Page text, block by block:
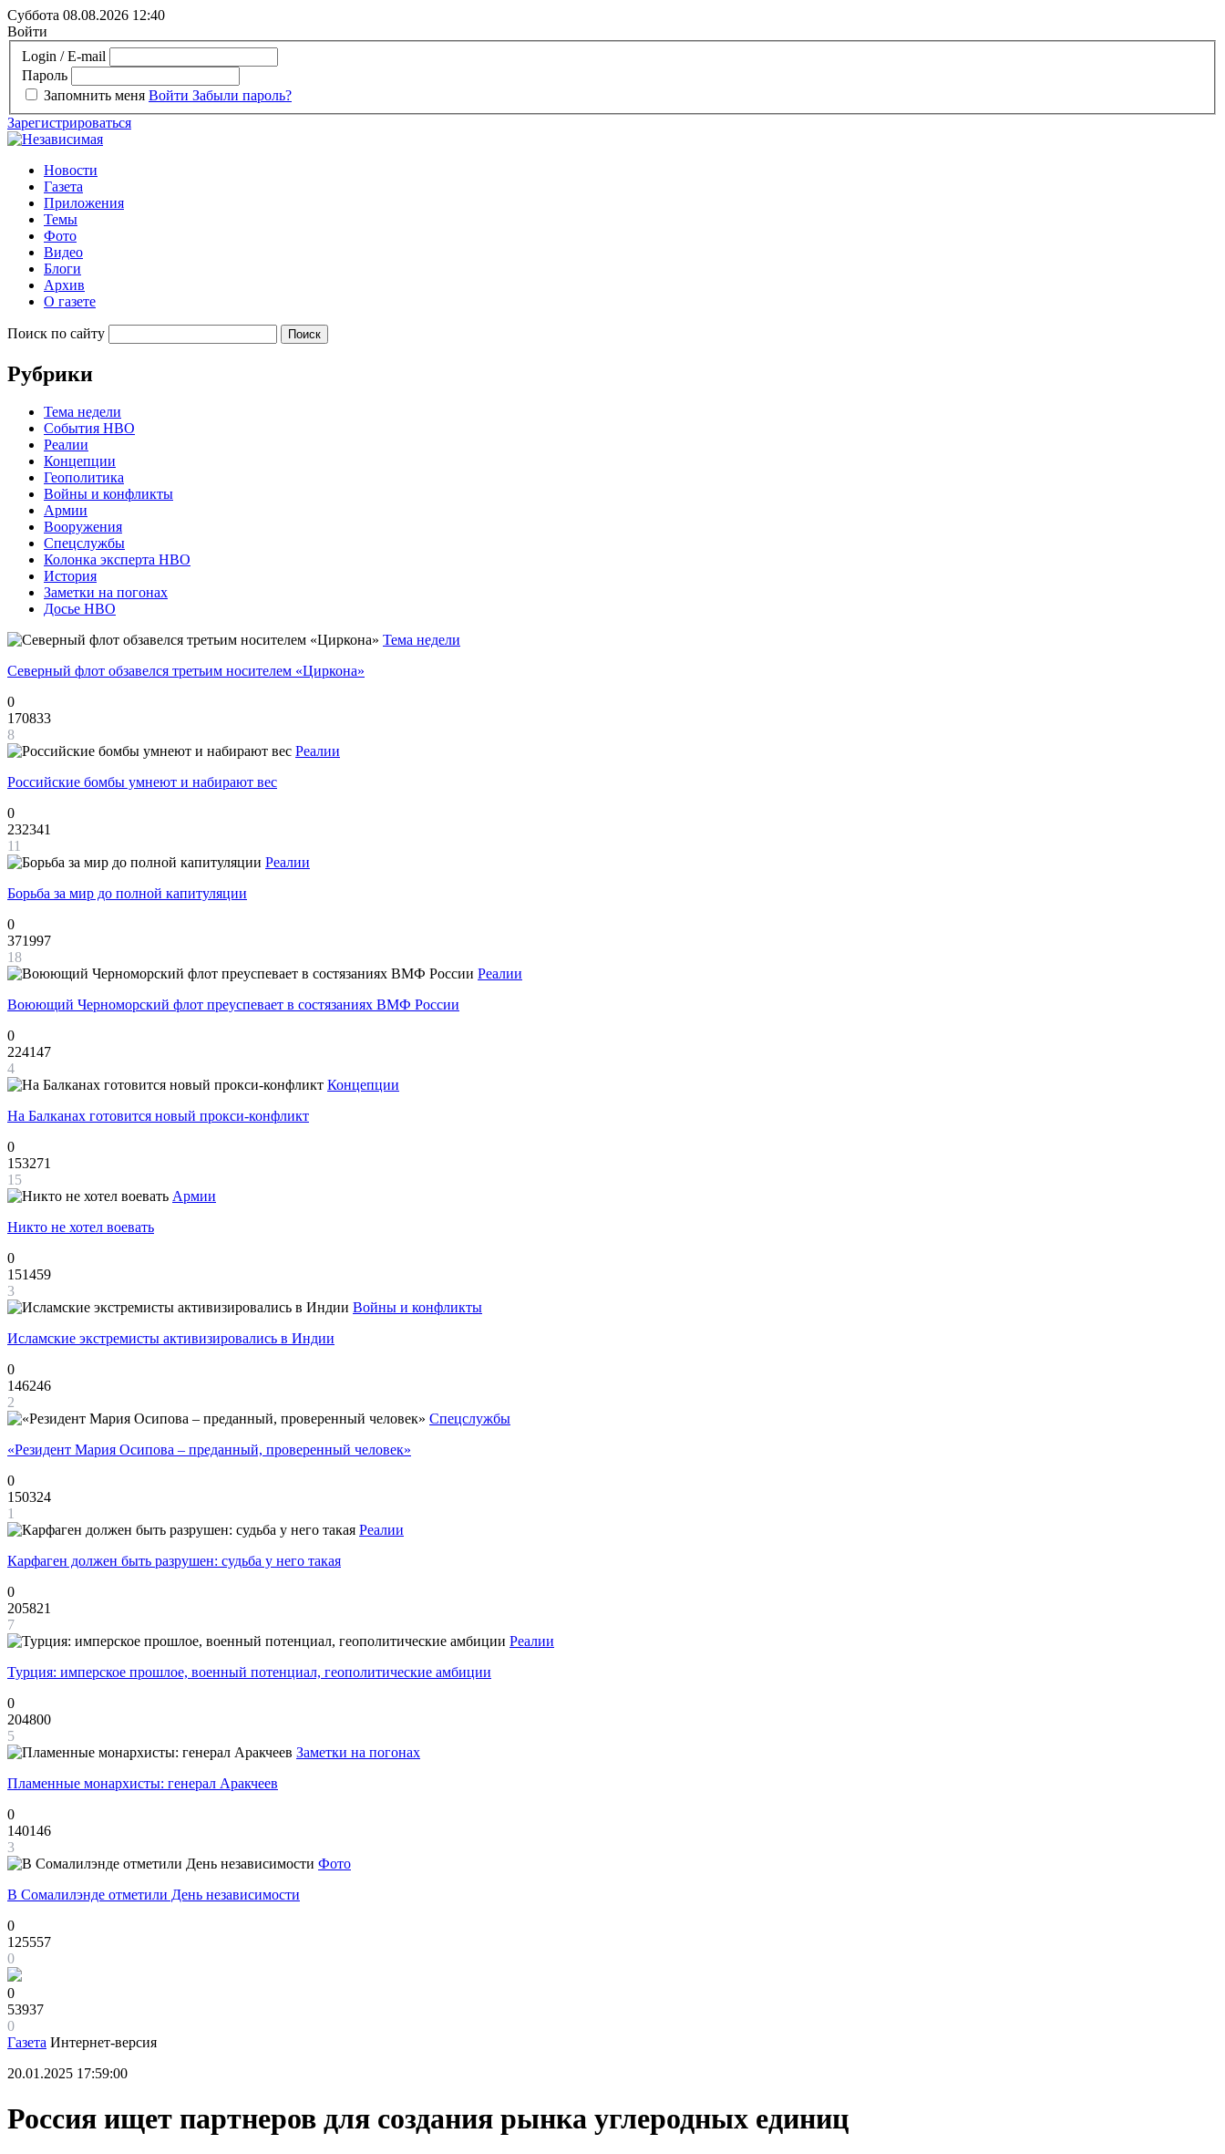
Суббота 08.08.2026 12:40
Войти
Login / E-mail
Пароль
Запомнить меня Войти Забыли пароль?
Зарегистрироваться
Новости
Газета
Приложения
Темы
Фото
Видео
Блоги
Архив
О газете
Поиск по сайту
Рубрики
Тема недели
События НВО
Реалии
Концепции
Геополитика
Войны и конфликты
Армии
Вооружения
Спецслужбы
Колонка эксперта НВО
История
Заметки на погонах
Досье НВО
Тема недели
Северный флот обзавелся третьим носителем «Циркона»
0
170833
8
Реалии
Российские бомбы умнеют и набирают вес
0
232341
11
Реалии
Борьба за мир до полной капитуляции
0
371997
18
Реалии
Воюющий Черноморский флот преуспевает в состязаниях ВМФ России
0
224147
4
Концепции
На Балканах готовится новый прокси-конфликт
0
153271
15
Армии
Никто не хотел воевать
0
151459
3
Войны и конфликты
Исламские экстремисты активизировались в Индии
0
146246
2
Спецслужбы
«Резидент Мария Осипова – преданный, проверенный человек»
0
150324
1
Реалии
Карфаген должен быть разрушен: судьба у него такая
0
205821
7
Реалии
Турция: имперское прошлое, военный потенциал, геополитические амбиции
0
204800
5
Заметки на погонах
Пламенные монархисты: генерал Аракчеев
0
140146
3
Фото
В Сомалилэнде отметили День независимости
0
125557
0
0
53937
0
Газета Интернет-версия
20.01.2025 17:59:00
Россия ищет партнеров для создания рынка углеродных единиц